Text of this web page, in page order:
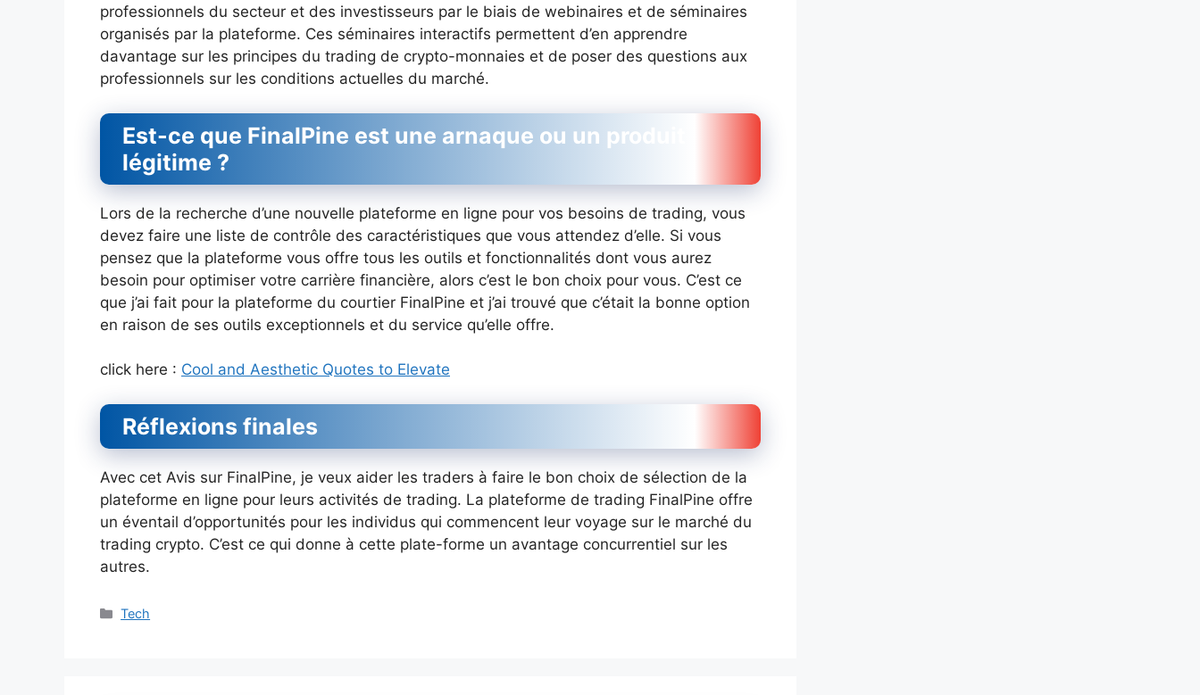
professionnels du secteur et des investisseurs par le biais de webinaires et de séminaires
organisés par la plateforme. Ces séminaires interactifs permettent d’en apprendre
davantage sur les principes du trading de crypto-monnaies et de poser des questions aux
professionnels sur les conditions actuelles du marché.
Est-ce que FinalPine est une arnaque ou un produit
légitime ?
Lors de la recherche d’une nouvelle plateforme en ligne pour vos besoins de trading, vous
devez faire une liste de contrôle des caractéristiques que vous attendez d’elle. Si vous
pensez que la plateforme vous offre tous les outils et fonctionnalités dont vous aurez
besoin pour optimiser votre carrière financière, alors c’est le bon choix pour vous. C’est ce
que j’ai fait pour la plateforme du courtier FinalPine et j’ai trouvé que c’était la bonne option
en raison de ses outils exceptionnels et du service qu’elle offre.
click here : Cool and Aesthetic Quotes to Elevate
Réflexions finales
Avec cet Avis sur FinalPine, je veux aider les traders à faire le bon choix de sélection de la
plateforme en ligne pour leurs activités de trading. La plateforme de trading FinalPine offre
un éventail d’opportunités pour les individus qui commencent leur voyage sur le marché du
trading crypto. C’est ce qui donne à cette plate-forme un avantage concurrentiel sur les
autres.
Catégories
Tech